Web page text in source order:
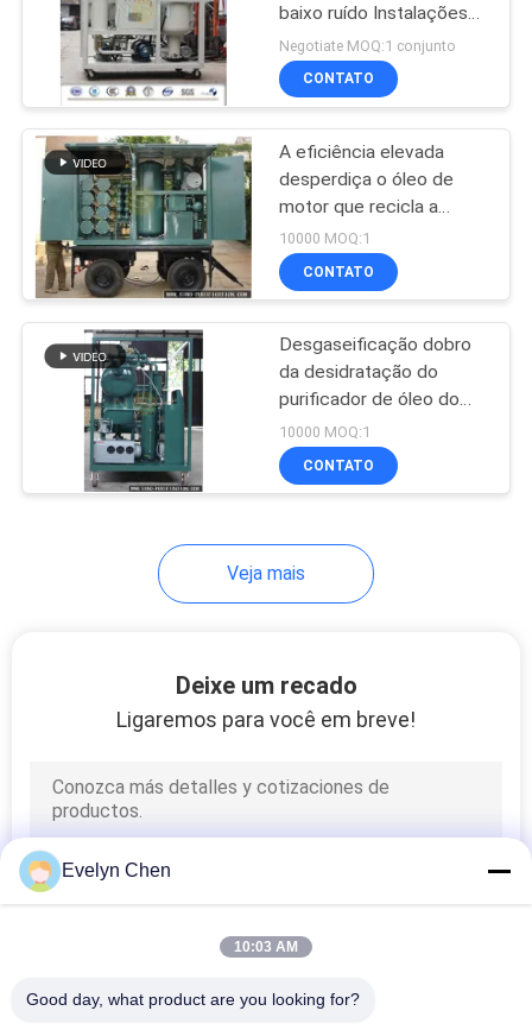
Purificador de óleo
da turbina
Máquina da
filtragem do óleo
hidráulico
purificador de óleo
Máquina da
regeneração do
transformador
baixo ruído Instalações
de purificação de óleo
ODM
Negotiate MOQ:1 conjunto
CONTATO
A eficiência elevada
desperdiça o óleo de
motor que recicla a
máquina 600L/H
10000 MOQ:1
CONTATO
Desgaseificação dobro
da desidratação do
purificador de óleo do
transformador do vácuo
da fase
10000 MOQ:1
CONTATO
Veja mais
Deixe um recado
Ligaremos para você em breve!
Evelyn Chen
10:03 AM
Good day, what product are you looking for?